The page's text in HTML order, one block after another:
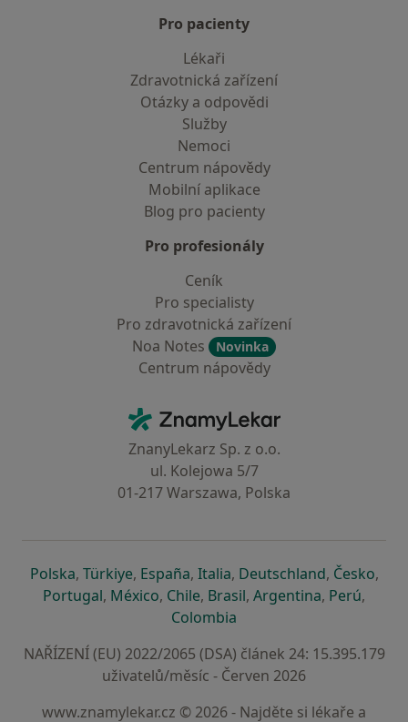
Pro pacienty
Lékaři
Zdravotnická zařízení
Otázky a odpovědi
Služby
Nemoci
Centrum nápovědy
Mobilní aplikace
Blog pro pacienty
Pro profesionály
Ceník
Pro specialisty
Pro zdravotnická zařízení
Noa Notes
Novinka
Centrum nápovědy
ZnamyLekar - Hlavní stránka
ZnanyLekarz Sp. z o.o.
ul. Kolejowa 5/7
01-217 Warszawa, Polska
Polskase otevře v nové záložce
, Türkiyese otevře v nové záložce
, Españase otevře v nové záložce
, Italiase otevře v nové záložce
, Deutschlandse otevře v
, Českose
,
Portugalse otevře v nové záložce
, Méxicose otevře v nové záložce
, Chilese otevře v nové záložce
, Brasilse otevře v nové
, Argentinase otevře v
, Perúse
,
Colombia
NAŘÍZENÍ (EU) 2022/2065 (DSA) článek 24: 15.395.179
uživatelů/měsíc - Červen 2026
www.znamylekar.cz © 2026 - Najděte si lékaře a